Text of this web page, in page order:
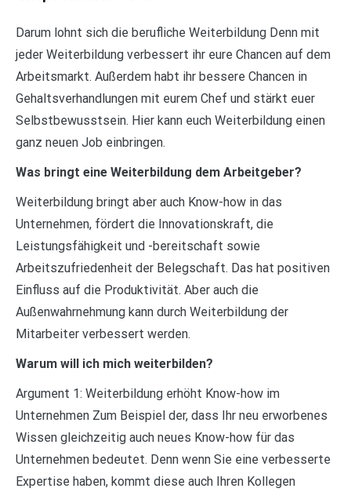
Darum lohnt sich die berufliche Weiterbildung Denn mit
jeder Weiterbildung verbessert ihr eure Chancen auf dem
Arbeitsmarkt. Außerdem habt ihr bessere Chancen in
Gehaltsverhandlungen mit eurem Chef und stärkt euer
Selbstbewusstsein. Hier kann euch Weiterbildung einen
ganz neuen Job einbringen.
Was bringt eine Weiterbildung dem Arbeitgeber?
Weiterbildung bringt aber auch Know-how in das
Unternehmen, fördert die Innovationskraft, die
Leistungsfähigkeit und -bereitschaft sowie
Arbeitszufriedenheit der Belegschaft. Das hat positiven
Einfluss auf die Produktivität. Aber auch die
Außenwahrnehmung kann durch Weiterbildung der
Mitarbeiter verbessert werden.
Warum will ich mich weiterbilden?
Argument 1: Weiterbildung erhöht Know-how im
Unternehmen Zum Beispiel der, dass Ihr neu erworbenes
Wissen gleichzeitig auch neues Know-how für das
Unternehmen bedeutet. Denn wenn Sie eine verbesserte
Expertise haben, kommt diese auch Ihren Kollegen